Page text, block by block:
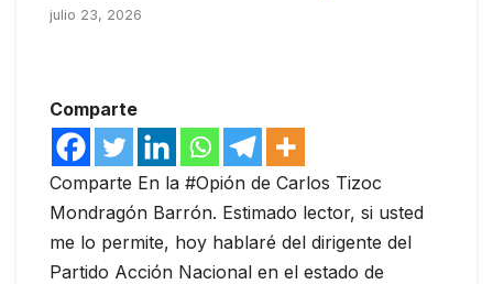
julio 23, 2026
Comparte
Comparte En la #Opión de Carlos Tizoc
Mondragón Barrón. Estimado lector, si usted
me lo permite, hoy hablaré del dirigente del
Partido Acción Nacional en el estado de